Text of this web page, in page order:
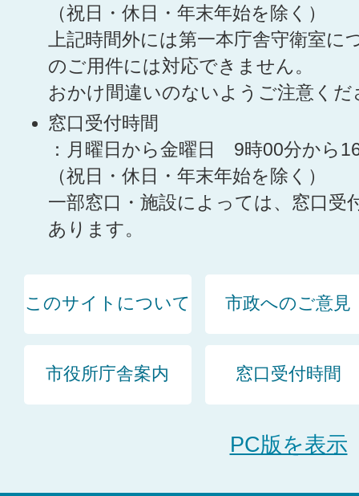
（祝日・休日・年末年始を除く）
上記時間外には第一本庁舎守衛室に
のご用件には対応できません。
おかけ間違いのないようご注意くだ
窓口受付時間
：月曜日から金曜日 9時00分から
（祝日・休日・年末年始を除く）
一部窓口・施設によっては、窓口受
あります。
このサイトについて 市政へのご意見
市役所庁舎案内 窓口受付時間
PC版を表示